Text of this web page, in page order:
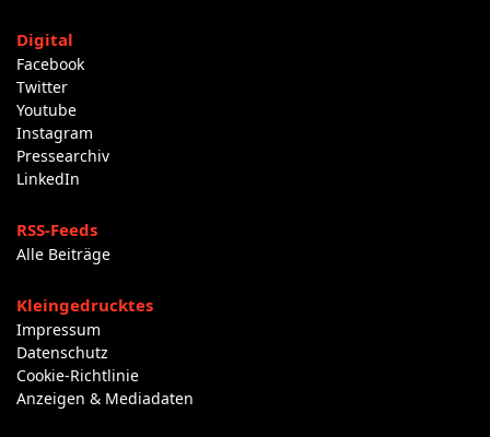
Digital
Facebook
Twitter
Youtube
Instagram
Pressearchiv
LinkedIn
RSS-Feeds
Alle Beiträge
Kleingedrucktes
Impressum
Datenschutz
Cookie-Richtlinie
Anzeigen & Mediadaten